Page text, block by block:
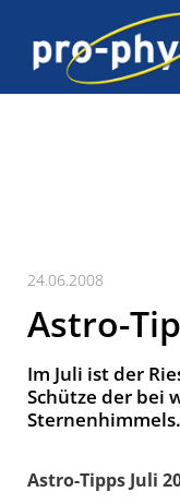
24.06.2008
Astro-
Im Juli ist der
Schütze der bei
Sternenhimmels.
Astro-Tipps Juli